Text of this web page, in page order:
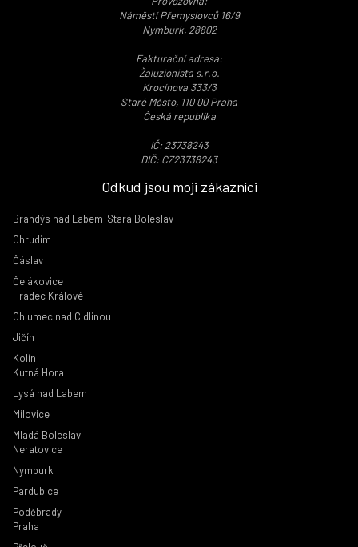
Náměstí Přemyslovců 16/9
Nymburk, 28802
Fakturační adresa:
Žaluzionista s.r.o.
Krocínova 333/3
Staré Město, 110 00 Praha
Česká republika
IČ: 23738243
DIČ: CZ23738243
Odkud jsou moji zákazníci
Brandýs nad Labem-Stará Boleslav
Chrudim
Čáslav
Čelákovice
Hradec Králové
Chlumec nad Cidlinou
Jičín
Kolín
Kutná Hora
Lysá nad Labem
Milovice
Mladá Boleslav
Neratovice
Nymburk
Pardubice
Poděbrady
Praha